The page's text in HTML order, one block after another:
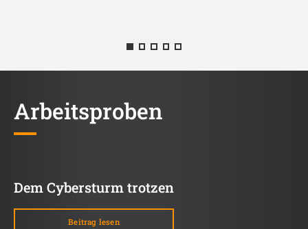
Arbeitsproben
Dem Cybersturm trotzen
Beitrag lesen